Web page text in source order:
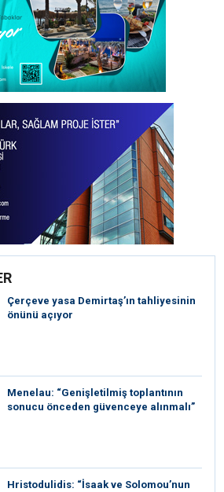
Çerçeve yasa Demirtaş’ın tahliyesinin
önünü açıyor
Menelau: “Genişletilmiş toplantının
sonucu önceden güvenceye alınmalı”
Hristodulidis: “İsaak ve Solomou’nun